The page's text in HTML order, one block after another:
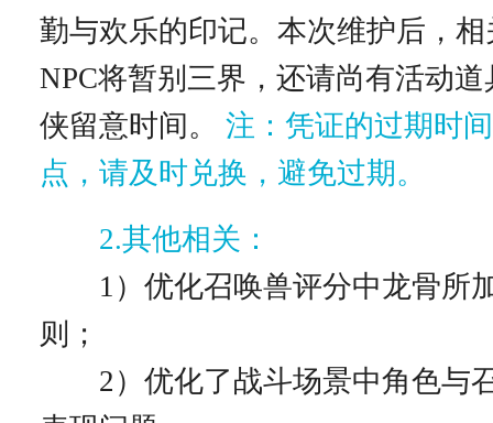
勤与欢乐的印记。本次维护后，
NPC将暂别三界，还请尚有活动
侠留意时间。注：凭证的过期时
点，请及时兑换，避免过期。
2.其他相关：
1）优化召唤兽评分中龙骨所
则；
2）优化了战斗场景中角色与